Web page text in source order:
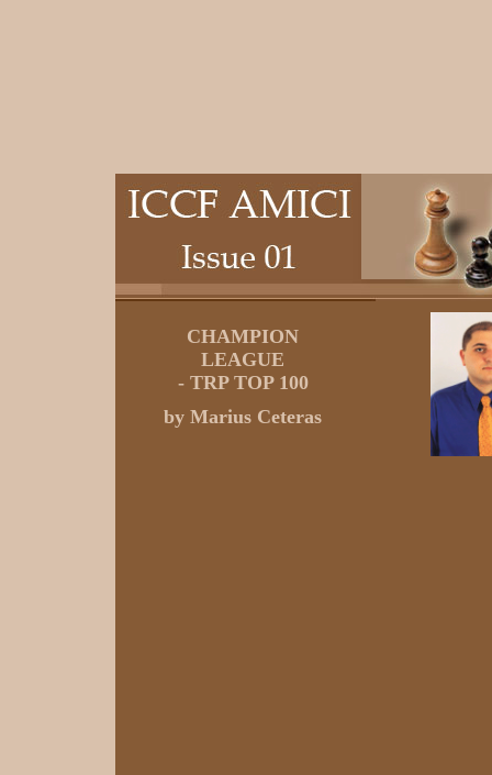
CHAMPION
LEAGUE
- TRP TOP 100
by Marius Ceteras